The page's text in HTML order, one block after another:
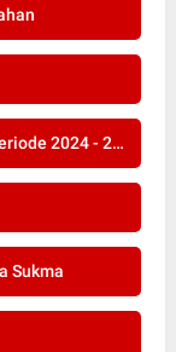
Pilkada Periode 2024 - 2029
Sukma